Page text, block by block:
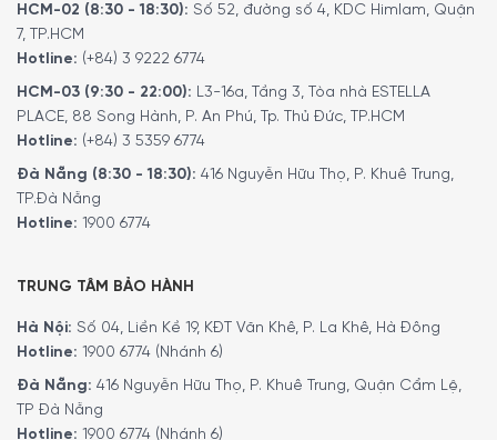
HCM-02 (8:30 - 18:30): Số 52, đường số 4, KDC Himlam, Quận
7, TP.HCM
Hotline: (+84) 3 9222 6774
HCM-03 (9:30 - 22:00): L3-16a, Tầng 3, Tòa nhà ESTELLA
PLACE, 88 Song Hành, P. An Phú, Tp. Thủ Đức, TP.HCM
Hotline: (+84) 3 5359 6774
Đà Nẵng (8:30 - 18:30): 416 Nguyễn Hữu Thọ, P. Khuê Trung,
TP.Đà Nẵng
Hotline: 1900 6774
TRUNG TÂM BẢO HÀNH
Hà Nội: Số 04, Liền Kề 19, KĐT Văn Khê, P. La Khê, Hà Đông
Hotline: 1900 6774 (Nhánh 6)
Đà Nẵng: 416 Nguyễn Hữu Thọ, P. Khuê Trung, Quận Cẩm Lệ,
TP Đà Nẵng
Hotline: 1900 6774 (Nhánh 6)